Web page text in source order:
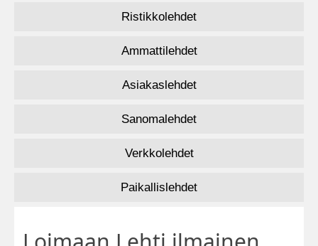
Ristikkolehdet
Ammattilehdet
Asiakaslehdet
Sanomalehdet
Verkkolehdet
Paikallislehdet